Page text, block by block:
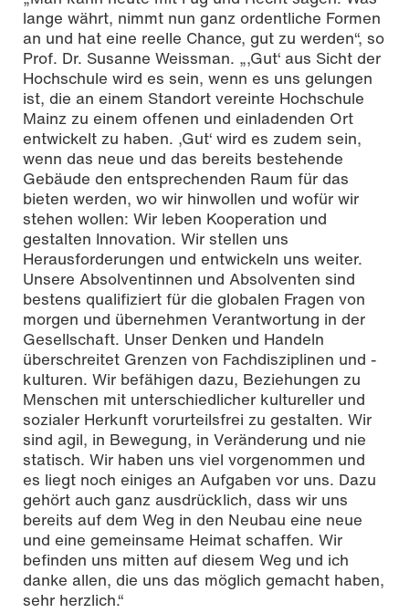
lange währt, nimmt nun ganz ordentliche Formen
an und hat eine reelle Chance, gut zu werden“, so
Prof. Dr. Susanne Weissman. „,Gut‘ aus Sicht der
Hochschule wird es sein, wenn es uns gelungen
ist, die an einem Standort vereinte Hochschule
Mainz zu einem offenen und einladenden Ort
entwickelt zu haben. ‚Gut‘ wird es zudem sein,
wenn das neue und das bereits bestehende
Gebäude den entsprechenden Raum für das
bieten werden, wo wir hinwollen und wofür wir
stehen wollen: Wir leben Kooperation und
gestalten Innovation. Wir stellen uns
Herausforderungen und entwickeln uns weiter.
Unsere Absolventinnen und Absolventen sind
bestens qualifiziert für die globalen Fragen von
morgen und übernehmen Verantwortung in der
Gesellschaft. Unser Denken und Handeln
überschreitet Grenzen von Fachdisziplinen und -
kulturen. Wir befähigen dazu, Beziehungen zu
Menschen mit unterschiedlicher kultureller und
sozialer Herkunft vorurteilsfrei zu gestalten. Wir
sind agil, in Bewegung, in Veränderung und nie
statisch. Wir haben uns viel vorgenommen und
es liegt noch einiges an Aufgaben vor uns. Dazu
gehört auch ganz ausdrücklich, dass wir uns
bereits auf dem Weg in den Neubau eine neue
und eine gemeinsame Heimat schaffen. Wir
befinden uns mitten auf diesem Weg und ich
danke allen, die uns das möglich gemacht haben,
sehr herzlich.“